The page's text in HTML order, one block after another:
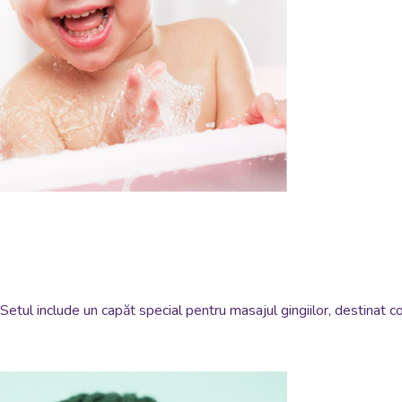
include un capăt special pentru masajul gingiilor, destinat